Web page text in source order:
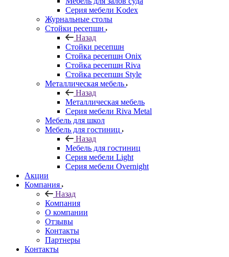
Серия мебели Kodex
Журнальные столы
Стойки ресепшн
Назад
Стойки ресепшн
Стойка ресепшн Onix
Стойка ресепшн Riva
Стойка ресепшн Style
Металлическая мебель
Назад
Металлическая мебель
Серия мебели Riva Metal
Мебель для школ
Мебель для гостиниц
Назад
Мебель для гостиниц
Серия мебели Light
Серия мебели Overnight
Акции
Компания
Назад
Компания
О компании
Отзывы
Контакты
Партнеры
Контакты